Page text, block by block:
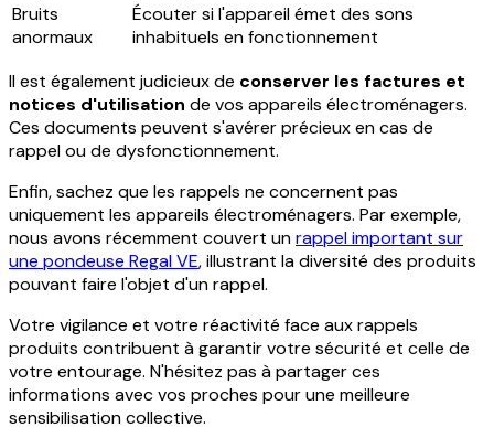
Bruits
anormaux
Écouter si l'appareil émet des sons
inhabituels en fonctionnement
Il est également judicieux de conserver les factures et
notices d'utilisation de vos appareils électroménagers.
Ces documents peuvent s'avérer précieux en cas de
rappel ou de dysfonctionnement.
Enfin, sachez que les rappels ne concernent pas
uniquement les appareils électroménagers. Par exemple,
nous avons récemment couvert unrappel important sur
une pondeuse Regal VE, illustrant la diversité des produits
pouvant faire l'objet d'un rappel.
Votre vigilance et votre réactivité face aux rappels
produits contribuent à garantir votre sécurité et celle de
votre entourage. N'hésitez pas à partager ces
informations avec vos proches pour une meilleure
sensibilisation collective.